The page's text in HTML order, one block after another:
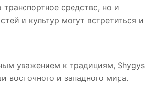
средство, но и
и культур могут встретиться и
уважением к традициям, Shygys
восточного и западного мира.